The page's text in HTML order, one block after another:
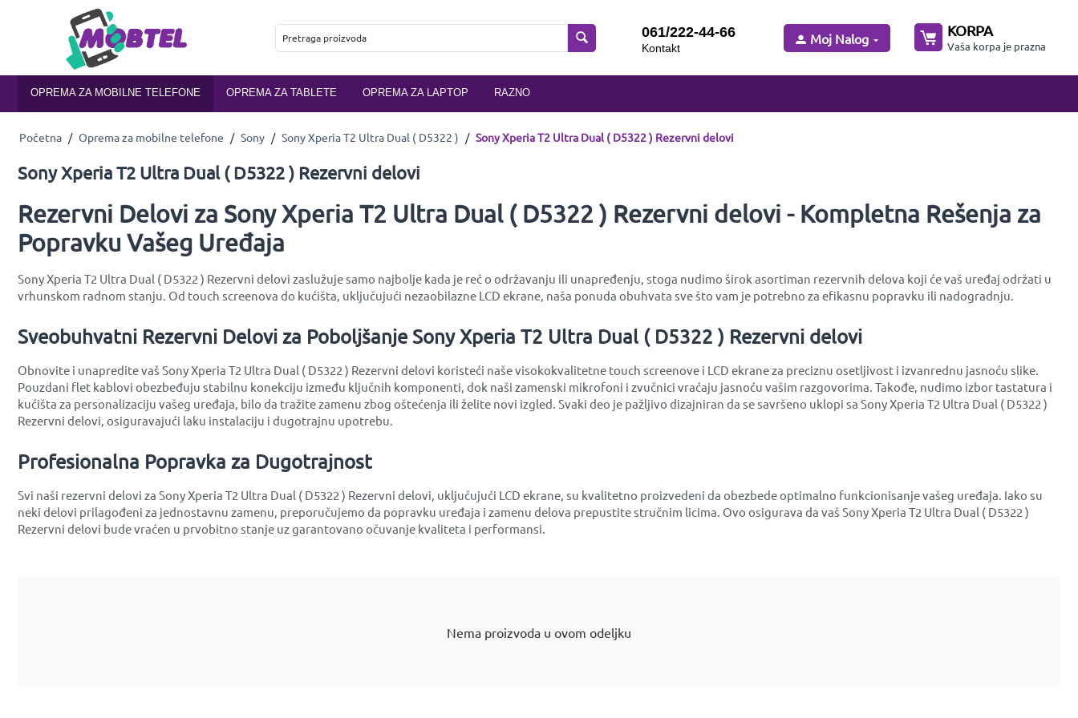
061/222-44-66
Kontakt
Moj Nalog KORPA
Vaša korpa je prazna
OPREMA ZA MOBILNE TELEFONE OPREMA ZA TABLETE OPREMA ZA LAPTOP RAZNO
Početna / Oprema za mobilne telefone / Sony / Sony Xperia T2 Ultra Dual ( D5322 ) / Sony Xperia T2 Ultra Dual ( D5322 ) Rezervni delovi
Sony Xperia T2 Ultra Dual ( D5322 ) Rezervni delovi
Rezervni Delovi za Sony Xperia T2 Ultra Dual ( D5322 ) Rezervni delovi - Kompletna Rešenja za
Popravku Vašeg Uređaja
Sony Xperia T2 Ultra Dual ( D5322 ) Rezervni delovi zaslužuje samo najbolje kada je reč o održavanju ili unapređenju, stoga nudimo širok asortiman rezervnih delova koji će vaš uređaj održati u
vrhunskom radnom stanju. Od touch screenova do kućišta, uključujući nezaobilazne LCD ekrane, naša ponuda obuhvata sve što vam je potrebno za efikasnu popravku ili nadogradnju.
Sveobuhvatni Rezervni Delovi za Poboljšanje Sony Xperia T2 Ultra Dual ( D5322 ) Rezervni delovi
Obnovite i unapredite vaš Sony Xperia T2 Ultra Dual ( D5322 ) Rezervni delovi koristeći naše visokokvalitetne touch screenove i LCD ekrane za preciznu osetljivost i izvanrednu jasnoću slike.
Pouzdani flet kablovi obezbeđuju stabilnu konekciju između ključnih komponenti, dok naši zamenski mikrofoni i zvučnici vraćaju jasnoću vašim razgovorima. Takođe, nudimo izbor tastatura i
kućišta za personalizaciju vašeg uređaja, bilo da tražite zamenu zbog oštećenja ili želite novi izgled. Svaki deo je pažljivo dizajniran da se savršeno uklopi sa Sony Xperia T2 Ultra Dual ( D5322 )
Rezervni delovi, osiguravajući laku instalaciju i dugotrajnu upotrebu.
Profesionalna Popravka za Dugotrajnost
Svi naši rezervni delovi za Sony Xperia T2 Ultra Dual ( D5322 ) Rezervni delovi, uključujući LCD ekrane, su kvalitetno proizvedeni da obezbede optimalno funkcionisanje vašeg uređaja. Iako su
neki delovi prilagođeni za jednostavnu zamenu, preporučujemo da popravku uređaja i zamenu delova prepustite stručnim licima. Ovo osigurava da vaš Sony Xperia T2 Ultra Dual ( D5322 )
Rezervni delovi bude vraćen u prvobitno stanje uz garantovano očuvanje kvaliteta i performansi.
Nema proizvoda u ovom odeljku